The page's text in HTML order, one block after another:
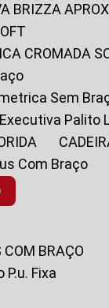
BRIZZA
CROMADA
Sem
Executiva Palito
Com Braço
COM BRAÇO
P.u. Fixa